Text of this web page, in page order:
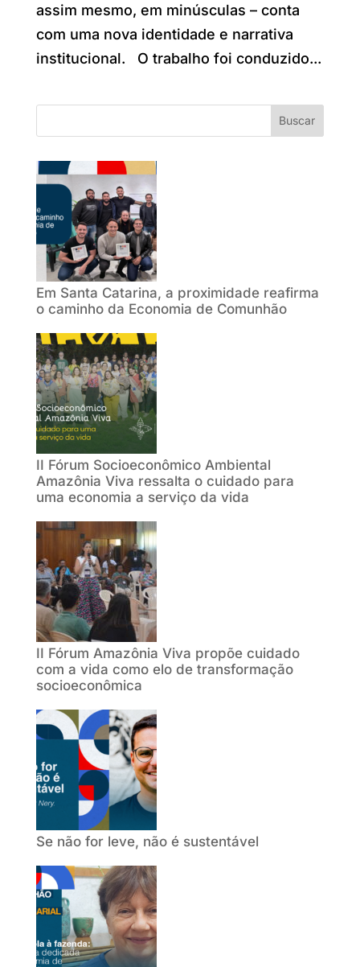
assim mesmo, em minúsculas – conta
com uma nova identidade e narrativa
institucional. O trabalho foi conduzido...
Buscar
Em Santa Catarina, a proximidade reafirma
o caminho da Economia de Comunhão
II Fórum Socioeconômico Ambiental
Amazônia Viva ressalta o cuidado para
uma economia a serviço da vida
II Fórum Amazônia Viva propõe cuidado
com a vida como elo de transformação
socioeconômica
Se não for leve, não é sustentável